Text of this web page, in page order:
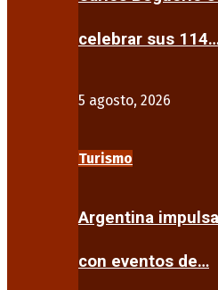
celebrar sus
5 agosto, 2026
Turismo
Argentina
con eventos de…